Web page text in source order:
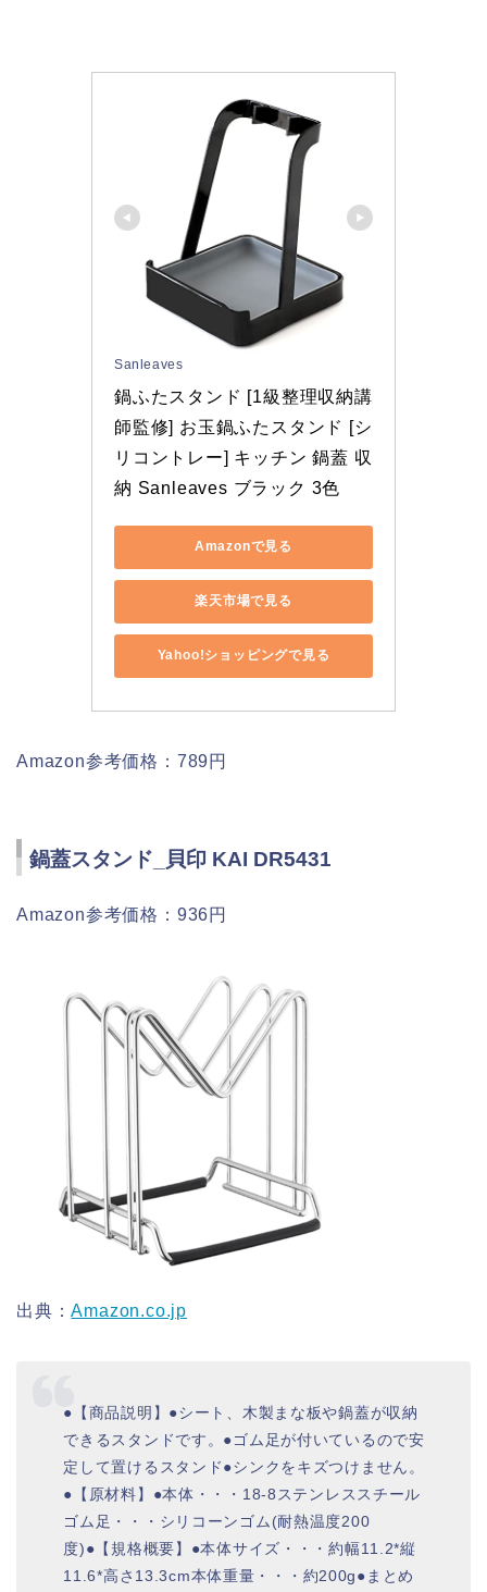
Sanleaves
鍋ふたスタンド [1級整理収納講
師監修] お玉鍋ふたスタンド [シ
リコントレー] キッチン 鍋蓋 収
納 Sanleaves ブラック 3色
Amazonで見る
楽天市場で見る
Yahoo!ショッピングで見る
Amazon参考価格：789円
鍋蓋スタンド_貝印 KAI DR5431
Amazon参考価格：936円
出典：Amazon.co.jp
●【商品説明】●シート、木製まな板や鍋蓋が収納
できるスタンドです。●ゴム足が付いているので安
定して置けるスタンド●シンクをキズつけません。
●【原材料】●本体・・・18-8ステンレススチール
ゴム足・・・シリコーンゴム(耐熱温度200
度)●【規格概要】●本体サイズ・・・約幅11.2*縦
11.6*高さ13.3cm本体重量・・・約200g●まとめ